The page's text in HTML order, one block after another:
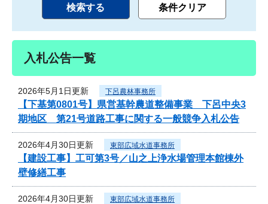
入札公告一覧
2026年5月1日更新 下呂農林事務所
【下基第0801号】県営基幹農道整備事業 下呂中央3
期地区 第21号道路工事に関する一般競争入札公告
2026年4月30日更新 東部広域水道事務所
【建設工事】工可第3号／山之上浄水場管理本館棟外
壁修繕工事
2026年4月30日更新 東部広域水道事務所